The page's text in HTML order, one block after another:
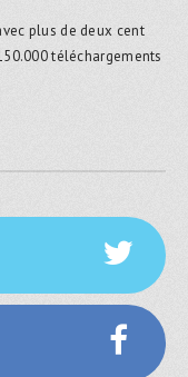
plus de deux cent
téléchargements